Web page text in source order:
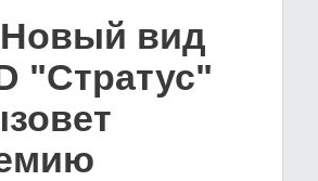
вид
"Стратус"